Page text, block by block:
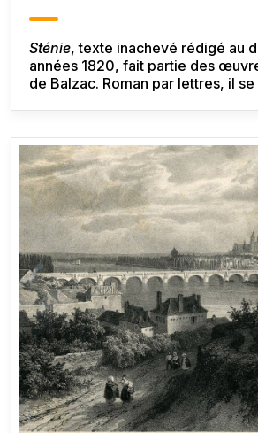
Sténie, texte inachevé rédigé au
années 1820, fait partie des
de Balzac. Roman par lettres, il
laboratoire pour d’autres romans (
Séraphîta).